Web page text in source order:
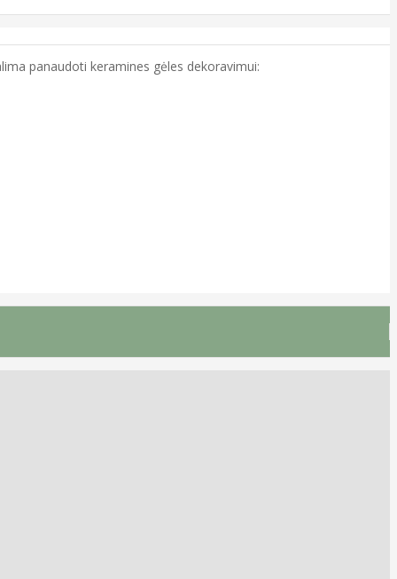
panaudoti keramines gėles dekoravimui: